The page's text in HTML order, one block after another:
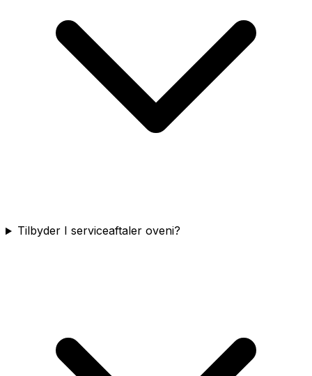
Tilbyder I serviceaftaler oveni?